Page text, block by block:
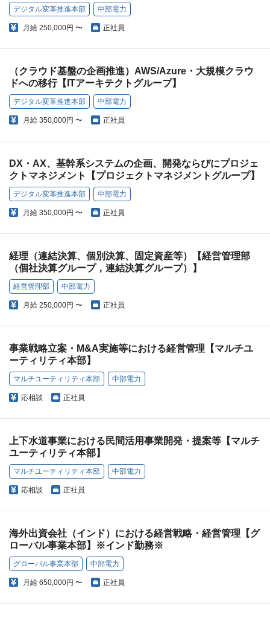
デジタル変革推進本部 中部電力
月給 250,000円 〜 正社員
（クラウド基盤の企画推進）AWS/Azure・大規模クラウ
ドへの移行【ITアーキテクトグループ】
デジタル変革推進本部 中部電力
月給 350,000円 〜 正社員
DX・AX、基幹系システムの企画、開発ならびにプロジェ
クトマネジメント【プロジェクトマネジメントグループ】
デジタル変革推進本部 中部電力
月給 350,000円 〜 正社員
経理（連結決算、個別決算、固定資産等）【経営管理部
（個社決算グループ，連結決算グループ）】
経営管理部 中部電力
月給 250,000円 〜 正社員
事業戦略立案・M&A実施等における経営管理【マルチユ
ーティリティ本部】
マルチユーティリティ本部 中部電力
応相談 正社員
上下水道事業における民間活用事業開発・提案等【マルチ
ユーティリティ本部】
マルチユーティリティ本部 中部電力
応相談 正社員
海外出資会社（インド）における経営戦略・経営管理【グ
ローバル事業本部】※インド勤務※
グローバル事業本部 中部電力
月給 650,000円 〜 正社員